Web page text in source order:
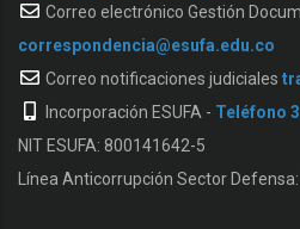
Correo electrónico Gestión
correspondencia@esufa.edu.co
Correo notificaciones judiciales
Incorporación ESUFA - Teléfono
NIT ESUFA: 800141642-5
Línea Anticorrupción Sector